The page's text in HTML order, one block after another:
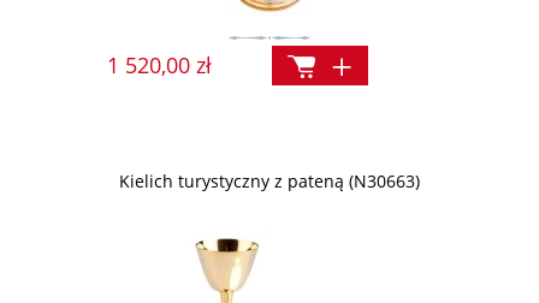
1 520,00 zł
Kielich turystyczny z pateną (N30663)